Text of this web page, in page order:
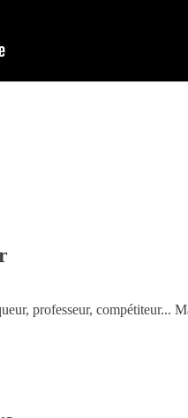
professeur, compétiteur...